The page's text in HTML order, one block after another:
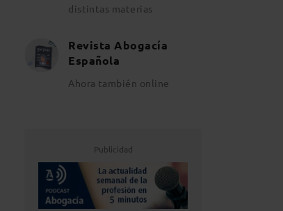
distintas materias
Revista Abogacía
Española
Ahora también online
Publicidad